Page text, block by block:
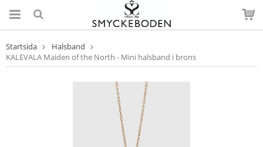
Startsida
Halsband
KALEVALA Maiden of the North - Mini halsband i brons